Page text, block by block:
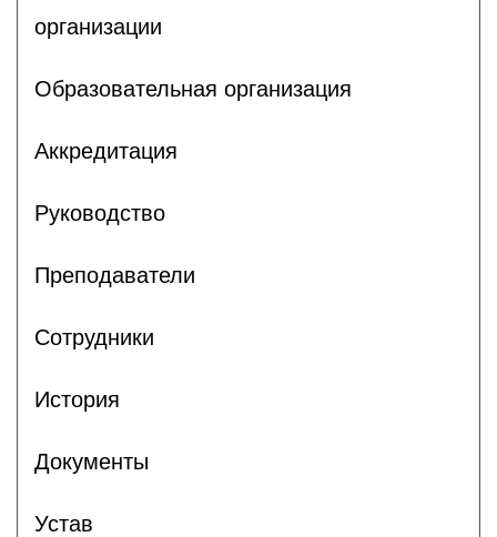
организации
Образовательная организация
Аккредитация
Руководство
Преподаватели
Сотрудники
История
Документы
Устав